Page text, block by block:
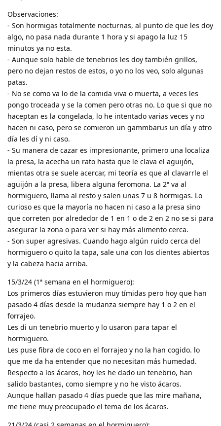
Observaciones:
- Son hormigas totalmente nocturnas, al punto de que les doy
algo, no pasa nada durante 1 hora y si apago la luz 15
minutos ya no esta.
- Aunque solo hable de tenebrios les doy también grillos,
pero no dejan restos de estos, o yo no los veo, solo algunas
patas.
- No se como va lo de la comida viva o muerta, a veces les
pongo troceada y se la comen pero otras no. Lo que si que no
haceptan es la congelada, lo he intentado varias veces y no
hacen ni caso, pero se comieron un gammbarus un día y otro
día les dí y ni caso.
- Su manera de cazar es impresionante, primero una localiza
la presa, la acecha un rato hasta que le clava el aguijón,
mientas otra se suele acercar, mi teoría es que al clavarrle el
aguijón a la presa, libera alguna feromona. La 2ª va al
hormiguero, llama al resto y salen unas 7 u 8 hormigas. Lo
curioso es que la mayoría no hacen ni caso a la presa sino
que correten por alrededor de 1 en 1 o de 2 en 2 no se si para
asegurar la zona o para ver si hay más alimento cerca.
- Son super agresivas. Cuando hago algún ruido cerca del
hormiguero o quito la tapa, sale una con los dientes abiertos
y la cabeza hacia arriba.
15/3/24 (1ª semana en el hormiguero):
Los primeros días estuvieron muy tímidas pero hoy que han
pasado 4 días desde la mudanza siempre hay 1 o 2 en el
forrajeo.
Les di un tenebrio muerto y lo usaron para tapar el
hormiguero.
Les puse fibra de coco en el forrajeo y no la han cogido. lo
que me da ha entender que no necesitan más humedad.
Respecto a los ácaros, hoy les he dado un tenebrio, han
salido bastantes, como siempre y no he visto ácaros.
Aunque hallan pasado 4 días puede que las mire mañana,
me tiene muy preocupado el tema de los ácaros.